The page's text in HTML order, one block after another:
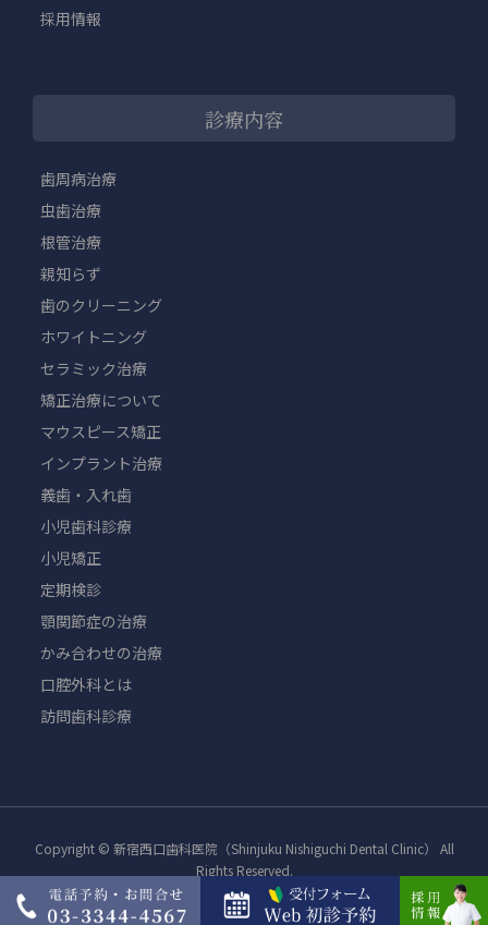
採用情報
診療内容
歯周病治療
虫歯治療
根管治療
親知らず
歯のクリーニング
ホワイトニング
セラミック治療
矯正治療について
マウスピース矯正
インプラント治療
義歯・入れ歯
小児歯科診療
小児矯正
定期検診
顎関節症の治療
かみ合わせの治療
口腔外科とは
訪問歯科診療
Copyright © 新宿西口歯科医院（Shinjuku Nishiguchi Dental Clinic） All
Rights Reserved.